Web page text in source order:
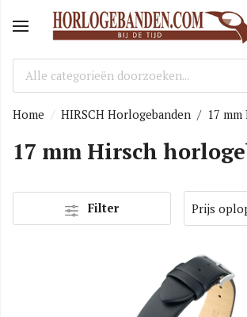
Home HIRSCH Horlogebanden / 17
17 mm Hirsch
Filter